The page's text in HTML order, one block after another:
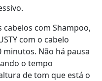
com Shampoo,
com o cabelo
Não há pausa
o tempo
de tom que está o